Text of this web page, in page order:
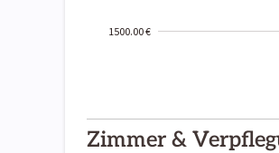
1500.00 €
01-02
Zimmer &